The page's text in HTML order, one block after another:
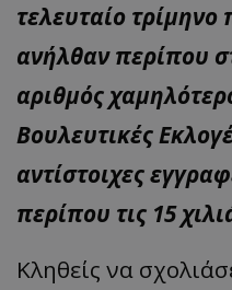
τελευταίο τρίμηνο
ανήλθαν περίπου
αριθμός
Βουλευτικές
αντίστοιχες
περίπου τις 15
Κληθείς να